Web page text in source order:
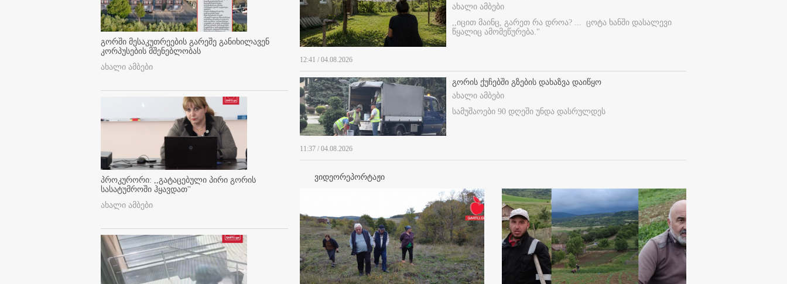
გორში მესაკუთრეების გარეშე განიხილავენ
კორპუსების მშენებლობას
ახალი ამბები
პროკურორი: ,,გატაცებული პირი გორის
სასატუმროში ჰყავდათ''
ახალი ამბები
ახალი ამბები
,,იცით მაინც, გარეთ რა დროა? ... ცოტა ხანში დასალევი
წყალიც ამომეწურება."
12:41 / 04.08.2026
გორის ქუჩებში გზების დახაზვა დაიწყო
ახალი ამბები
სამუშაოები 90 დღეში უნდა დასრულდეს
11:37 / 04.08.2026
ვიდეორეპორტაჟი